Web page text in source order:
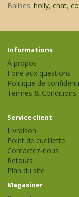
Balises: holly, chat,
Informations
À propos
Foire aux questions
Politique de
Termes & Conditions
Service client
Livraison
Point de cueillette
Contactez-nous
Retours
Plan du site
Magasiner